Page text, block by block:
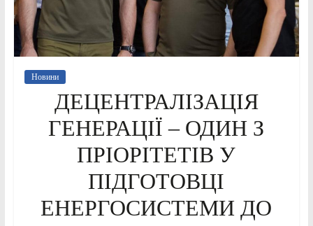
Новини
ДЕЦЕНТРАЛІЗАЦІЯ
ГЕНЕРАЦІЇ – ОДИН З
ПРІОРІТЕТІВ У
ПІДГОТОВЦІ
ЕНЕРГОСИСТЕМИ ДО